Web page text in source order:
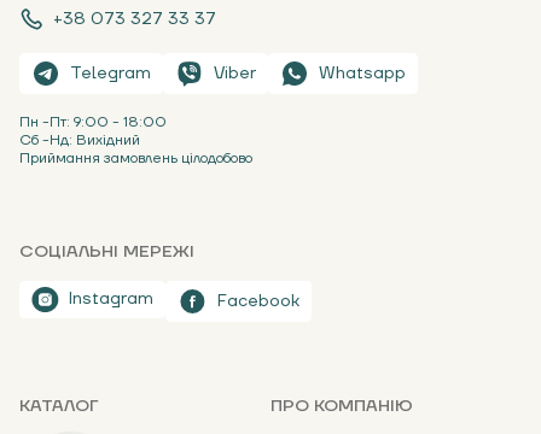
+38 073 327 33 37
Telegram Viber Whatsapp
Пн -Пт: 9:00 - 18:00
Сб -Нд: Вихідний
Приймання замовлень цілодобово
СОЦІАЛЬНІ МЕРЕЖІ
Instagram Facebook
КАТАЛОГ ПРО КОМПАНІЮ